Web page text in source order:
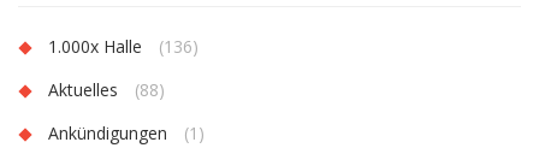
1.000x Halle
(136)
Aktuelles
(88)
Ankündigungen
(1)